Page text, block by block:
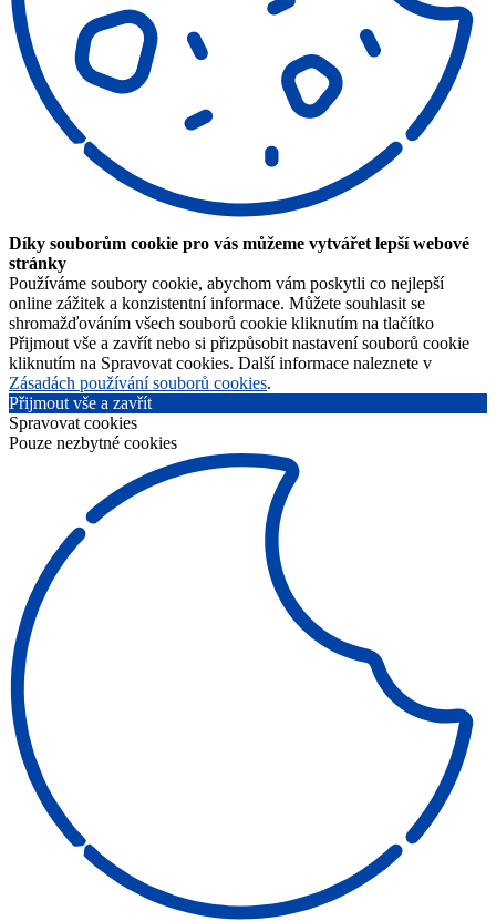
Díky souborům cookie pro vás můžeme vytvářet lepší webové
stránky
Používáme soubory cookie, abychom vám poskytli co nejlepší
online zážitek a konzistentní informace. Můžete souhlasit se
shromažďováním všech souborů cookie kliknutím na tlačítko
Přijmout vše a zavřít nebo si přizpůsobit nastavení souborů cookie
kliknutím na Spravovat cookies. Další informace naleznete v
Zásadách používání souborů cookies.
Přijmout vše a zavřít
Spravovat cookies
Pouze nezbytné cookies